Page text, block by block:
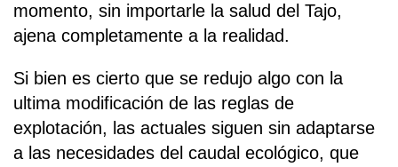
momento, sin importarle la salud del Tajo,
ajena completamente a la realidad.
Si bien es cierto que se redujo algo con la
ultima modificación de las reglas de
explotación, las actuales siguen sin adaptarse
a las necesidades del caudal ecológico, que